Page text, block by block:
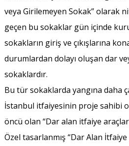
veya Girilemeyen Sokak” olarak
geçen bu sokaklar gün içinde
sokakların giriş ve çıkışlarına
durumlardan dolayı oluşan dar
sokaklardır.
Bu tür sokaklarda yangına daha
İstanbul itfaiyesinin proje sahibi
öncü olan “Dar alan itfaiye
Özel tasarlanmış “Dar Alan